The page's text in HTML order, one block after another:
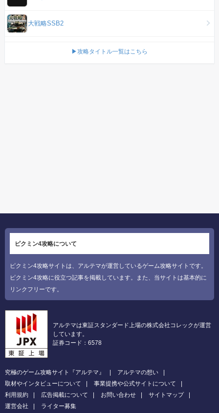
大戦略SSB2
▶攻略タイトル一覧はこちら
ピクミン4攻略について
ピクミン4攻略サイトは、アルテマが運営しているゲーム攻略サイトです。
ピクミン4攻略に役立つ記事を掲載しています。また、当サイトは基本的に
リンクフリーです。
アルテマは東証スタンダード上場の株式会社コレックが運営
しています。
証券コード：6578
究極のゲーム攻略サイト『アルテマ』
アルテマの想い
取材やインタビューについて
事業提携や公式サイトについて
利用規約
広告掲載について お問い合わせ
サイトマップ
運営会社
ライター募集